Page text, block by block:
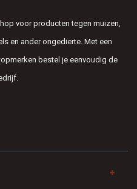
voor producten tegen muizen,
en ander ongedierte. Met een
bestel je eenvoudig de